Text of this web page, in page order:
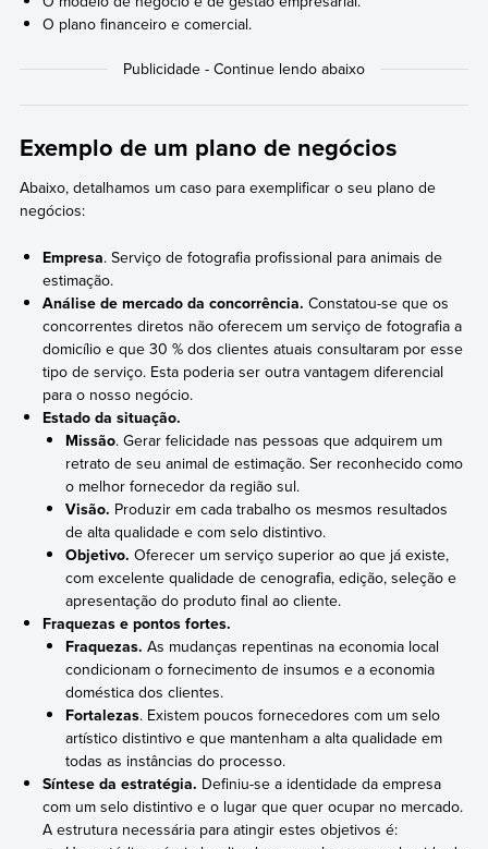
O plano financeiro e comercial.
Exemplo de um plano de negócios
Abaixo, detalhamos um caso para exemplificar o seu plano de
negócios:
Empresa. Serviço de fotografia profissional para animais de
estimação.
Análise de mercado da concorrência. Constatou-se que os
concorrentes diretos não oferecem um serviço de fotografia a
domicílio e que 30 % dos clientes atuais consultaram por esse
tipo de serviço. Esta poderia ser outra vantagem diferencial
para o nosso negócio.
Estado da situação.
Missão. Gerar felicidade nas pessoas que adquirem um
retrato de seu animal de estimação. Ser reconhecido como
o melhor fornecedor da região sul.
Visão. Produzir em cada trabalho os mesmos resultados
de alta qualidade e com selo distintivo.
Objetivo. Oferecer um serviço superior ao que já existe,
com excelente qualidade de cenografia, edição, seleção e
apresentação do produto final ao cliente.
Fraquezas e pontos fortes.
Fraquezas. As mudanças repentinas na economia local
condicionam o fornecimento de insumos e a economia
doméstica dos clientes.
Fortalezas. Existem poucos fornecedores com um selo
artístico distintivo e que mantenham a alta qualidade em
todas as instâncias do processo.
Síntese da estratégia. Definiu-se a identidade da empresa
com um selo distintivo e o lugar que quer ocupar no mercado.
A estrutura necessária para atingir estes objetivos é: